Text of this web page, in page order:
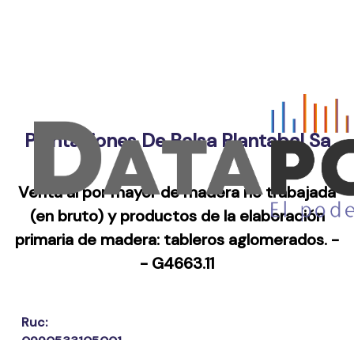
Plantaciones De Balsa Plantabal Sa
Venta al por mayor de madera no trabajada
(en bruto) y productos de la elaboración
primaria de madera: tableros aglomerados. -
- G4663.11
Ruc: